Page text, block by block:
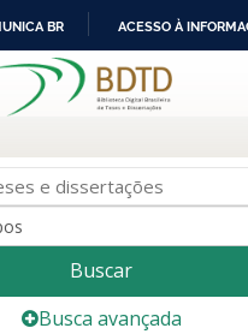
IR
PARA
BR ACESSO À
Buscar
Busca avançada